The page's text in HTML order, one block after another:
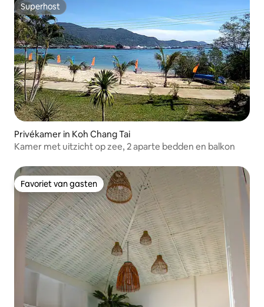
Superhost
Superhost
Privékamer in Koh Chang Tai
Kamer met uitzicht op zee, 2 aparte bedden en balkon
Favoriet van gasten
Favoriet van gasten